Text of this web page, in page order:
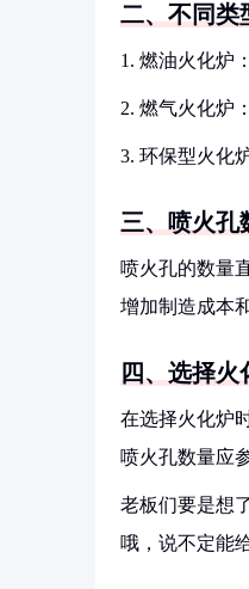
二、不同类
1. 燃油火化炉
2. 燃气火化炉
3. 环保型火化
三、喷火孔
喷火孔的数量
增加制造成本
四、选择
在选择火化炉
喷火孔数量应
老板们要是想
哦，说不定能